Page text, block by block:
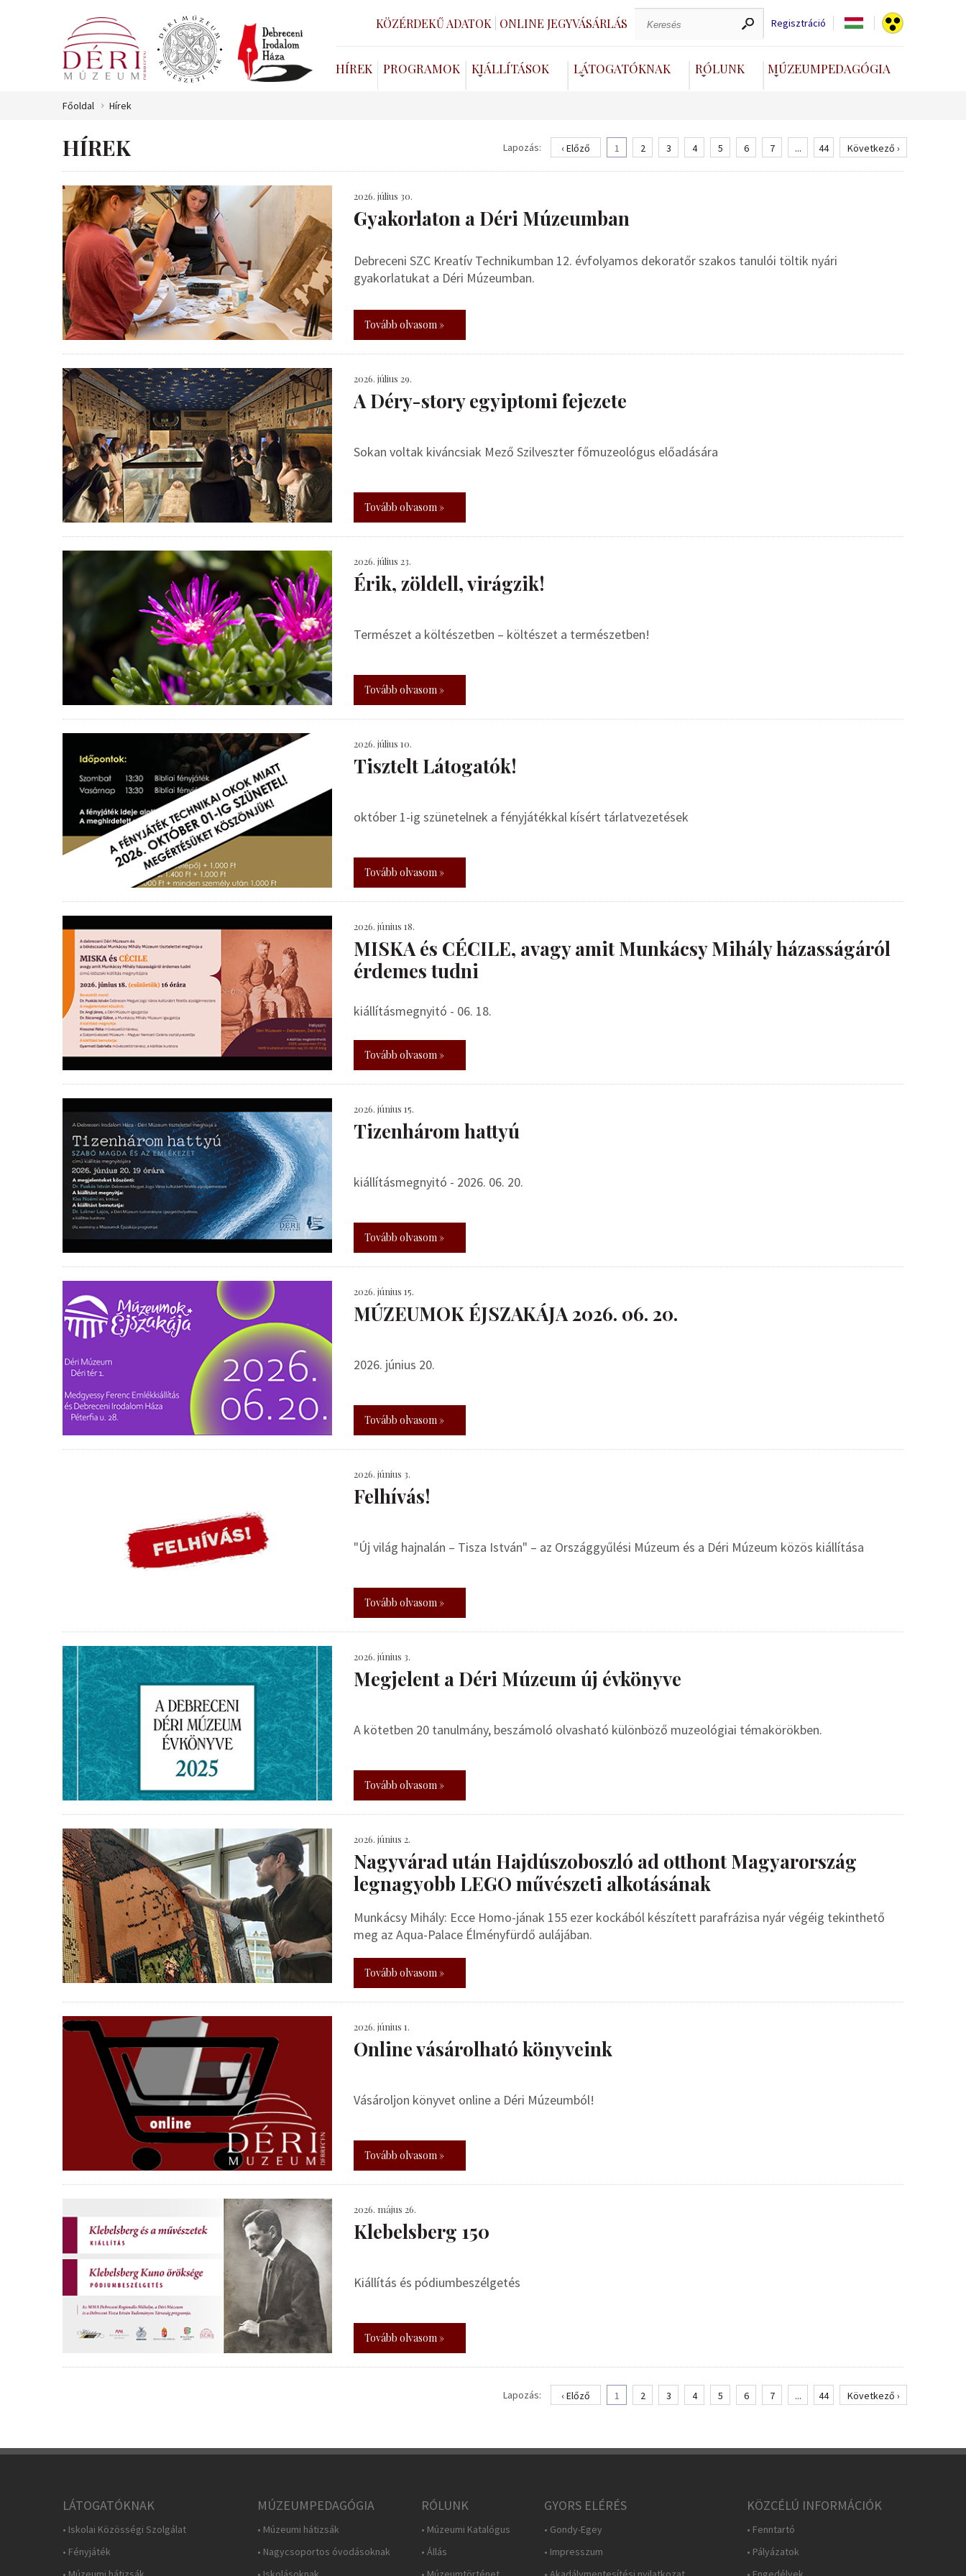
KÖZÉRDEKŰ ADATOK ONLINE JEGYVÁSÁRLÁS Regisztráció
HÍREK PROGRAMOK KIÁLLÍTÁSOK LÁTOGATÓKNAK RÓLUNK MÚZEUMPEDAGÓGIA
Főoldal Hírek
HÍREK Lapozás: ‹ Előző 1 2 3 4 5 6 7 ... 44 Következő ›
2026. július 30.
Gyakorlaton a Déri Múzeumban
Debreceni SZC Kreatív Technikumban 12. évfolyamos dekoratőr szakos tanulói töltik nyári
gyakorlatukat a Déri Múzeumban.
Tovább olvasom »
2026. július 29.
A Déry-story egyiptomi fejezete
Sokan voltak kiváncsiak Mező Szilveszter főmuzeológus előadására
Tovább olvasom »
2026. július 23.
Érik, zöldell, virágzik!
Természet a költészetben – költészet a természetben!
Tovább olvasom »
2026. július 10.
Tisztelt Látogatók!
október 1-ig szünetelnek a fényjátékkal kísért tárlatvezetések
Tovább olvasom »
2026. június 18.
MISKA és CÉCILE, avagy amit Munkácsy Mihály házasságáról
érdemes tudni
kiállításmegnyitó - 06. 18.
Tovább olvasom »
2026. június 15.
Tizenhárom hattyú
kiállításmegnyitó - 2026. 06. 20.
Tovább olvasom »
2026. június 15.
MÚZEUMOK ÉJSZAKÁJA 2026. 06. 20.
2026. június 20.
Tovább olvasom »
2026. június 3.
Felhívás!
"Új világ hajnalán – Tisza István" – az Országgyűlési Múzeum és a Déri Múzeum közös kiállítása
Tovább olvasom »
2026. június 3.
Megjelent a Déri Múzeum új évkönyve
A kötetben 20 tanulmány, beszámoló olvasható különböző muzeológiai témakörökben.
Tovább olvasom »
2026. június 2.
Nagyvárad után Hajdúszoboszló ad otthont Magyarország
legnagyobb LEGO művészeti alkotásának
Munkácsy Mihály: Ecce Homo-jának 155 ezer kockából készített parafrázisa nyár végéig tekinthető
meg az Aqua-Palace Élményfürdő aulájában.
Tovább olvasom »
2026. június 1.
Online vásárolható könyveink
Vásároljon könyvet online a Déri Múzeumból!
Tovább olvasom »
2026. május 26.
Klebelsberg 150
Kiállítás és pódiumbeszélgetés
Tovább olvasom »
Lapozás: ‹ Előző 1 2 3 4 5 6 7 ... 44 Következő ›
LÁTOGATÓKNAK
• Iskolai Közösségi Szolgálat
• Fényjáték
MÚZEUMPEDAGÓGIA
• Múzeumi hátizsák
• Nagycsoportos óvodásoknak
RÓLUNK
• Múzeumi Katalógus
• Állás
GYORS ELÉRÉS
• Gondy-Egey
• Impresszum
KÖZCÉLÚ INFORMÁCIÓK
• Fenntartó
• Pályázatok